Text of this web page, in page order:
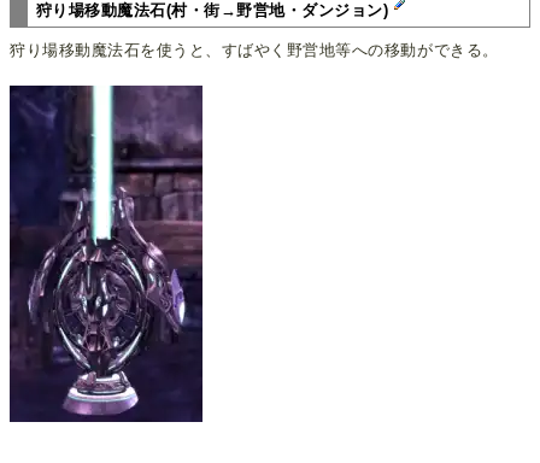
狩り場移動魔法石(村・街→野営地・ダンジョン)
狩り場移動魔法石を使うと、すばやく野営地等への移動ができる。